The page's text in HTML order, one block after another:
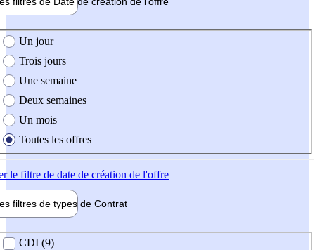
création de l'offre
Un jour
Trois jours
Une semaine
Deux semaines
Un mois
Toutes les offres
le filtre de date de création de l'offre
filtres de types de Contrat
contrat
CDI (9)